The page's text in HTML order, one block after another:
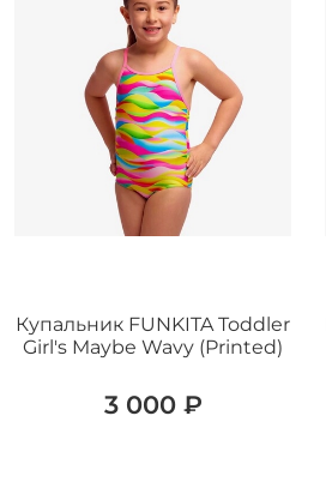
Купальник FUNKITA Toddler
Girl's Maybe Wavy (Printed)
3 000 ₽